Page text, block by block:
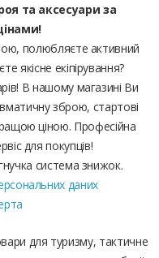
та аксесуари за
полюбляєте активний
якісне екіпірування?
В нашому магазині Ви
зброю, стартові
ціною. Професійна
для покупців!
система знижок.
даних
для туризму, тактичне